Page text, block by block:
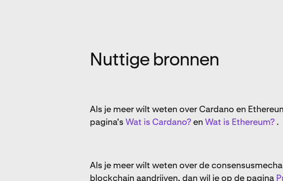
Nuttige bronnen
Als je meer wilt weten over Cardano en
pagina's Wat is Cardano? en Wat is Ethereum? .
Als je meer wilt weten over de
blockchain aandrijven, dan wil je op de pagina